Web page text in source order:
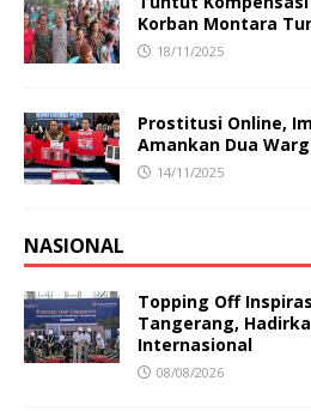
Korban Montara
18/11/2025
Prostitusi Online,
Amankan Dua
14/11/2025
NASIONAL
Topping Off
Tangerang,
Internasional
08/08/2026